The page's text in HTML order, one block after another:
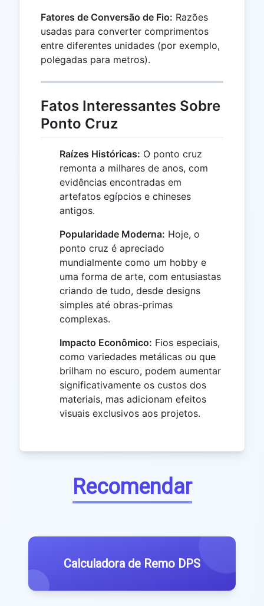
Fatores de Conversão de Fio: Razões
usadas para converter comprimentos
entre diferentes unidades (por exemplo,
polegadas para metros).
Fatos Interessantes Sobre
Ponto Cruz
Raízes Históricas: O ponto cruz
remonta a milhares de anos, com
evidências encontradas em
artefatos egípcios e chineses
antigos.
Popularidade Moderna: Hoje, o
ponto cruz é apreciado
mundialmente como um hobby e
uma forma de arte, com entusiastas
criando de tudo, desde designs
simples até obras-primas
complexas.
Impacto Econômico: Fios especiais,
como variedades metálicas ou que
brilham no escuro, podem aumentar
significativamente os custos dos
materiais, mas adicionam efeitos
visuais exclusivos aos projetos.
Recomendar
Calculadora de Remo DPS